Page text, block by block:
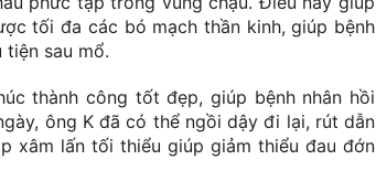
tối đa các bó mạch thần kinh, giúp bệnh
sau mổ.
thành công tốt đẹp, giúp bệnh nhân hồi
ông K đã có thể ngồi dậy đi lại, rút dẫn
xâm lấn tối thiểu giúp giảm thiểu đau đớn